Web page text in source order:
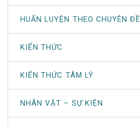
HUẤN LUYỆN THEO CHUYÊN ĐỀ
KIẾN THỨC
KIẾN THỨC TÂM LÝ
NHÂN VẬT – SỰ KIỆN